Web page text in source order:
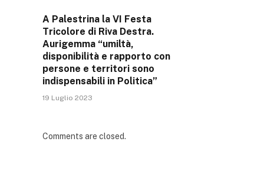
A Palestrina la VI Festa
Tricolore di Riva Destra.
Aurigemma “umiltà,
disponibilità e rapporto con
persone e territori sono
indispensabili in Politica”
19 Luglio 2023
Comments are closed.